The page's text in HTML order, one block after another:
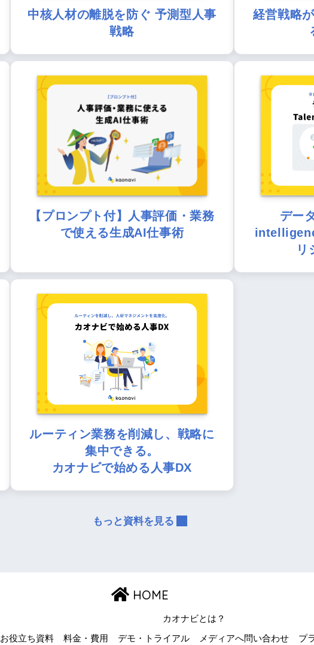
中核人材の離脱を防ぐ 予測型人事
戦略
経営戦略
【プロンプト付】人事評価・業務
で使える生成AI仕事術
デー
リ
ルーティン業務を削減し、戦略に
集中できる。
カオナビで始める人事DX
もっと資料を見る
HOME
カオナビとは？
お役立ち資料 料金・費用 デモ・トライアル メディアへ問い合わせ プ